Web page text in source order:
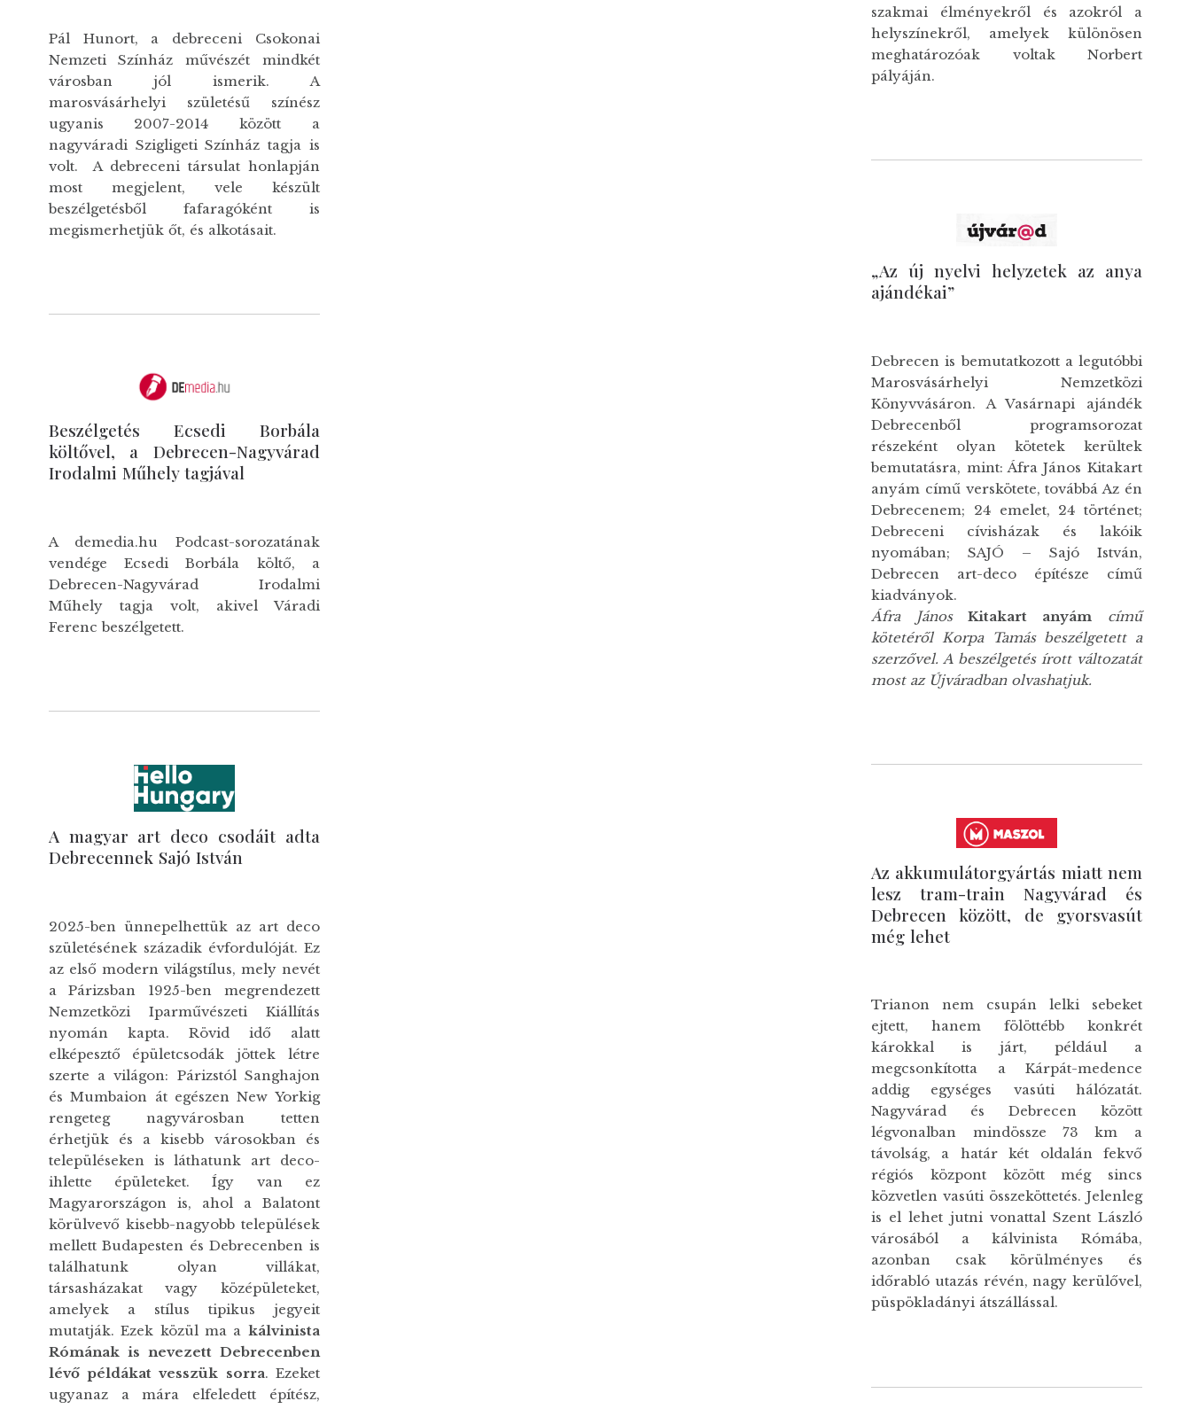
Pál Hunort, a debreceni Csokonai
Nemzeti Színház művészét mindkét
városban jól ismerik. A
marosvásárhelyi születésű színész
ugyanis 2007-2014 között a
nagyváradi Szigligeti Színház tagja is
volt. A debreceni társulat honlapján
most megjelent, vele készült
beszélgetésből fafaragóként is
megismerhetjük őt, és alkotásait.
Beszélgetés Ecsedi Borbála
költővel, a Debrecen-Nagyvárad
Irodalmi Műhely tagjával
A demedia.hu Podcast-sorozatának
vendége Ecsedi Borbála költő, a
Debrecen-Nagyvárad Irodalmi
Műhely tagja volt, akivel Váradi
Ferenc beszélgetett.
A magyar art deco csodáit adta
Debrecennek Sajó István
2025-ben ünnepelhettük az art deco
születésének századik évfordulóját. Ez
az első modern világstílus, mely nevét
a Párizsban 1925-ben megrendezett
Nemzetközi Iparművészeti Kiállítás
nyomán kapta. Rövid idő alatt
elképesztő épületcsodák jöttek létre
szerte a világon: Párizstól Sanghajon
és Mumbaion át egészen New Yorkig
rengeteg nagyvárosban tetten
érhetjük és a kisebb városokban és
településeken is láthatunk art deco-
ihlette épületeket. Így van ez
Magyarországon is, ahol a Balatont
körülvevő kisebb-nagyobb települések
mellett Budapesten és Debrecenben is
találhatunk olyan villákat,
társasházakat vagy középületeket,
amelyek a stílus tipikus jegyeit
mutatják. Ezek közül ma a kálvinista
Rómának is nevezett Debrecenben
lévő példákat vesszük sorra. Ezeket
ugyanaz a mára elfeledett építész,
szakmai élményekről és azokról a
helyszínekről, amelyek különösen
meghatározóak voltak Norbert
pályáján.
„Az új nyelvi helyzetek az anya
ajándékai”
Debrecen is bemutatkozott a legutóbbi
Marosvásárhelyi Nemzetközi
Könyvvásáron. A Vasárnapi ajándék
Debrecenből programsorozat
részeként olyan kötetek kerültek
bemutatásra, mint: Áfra János Kitakart
anyám című verskötete, továbbá Az én
Debrecenem; 24 emelet, 24 történet;
Debreceni cívisházak és lakóik
nyomában; SAJÓ – Sajó István,
Debrecen art-deco építésze című
kiadványok.
Áfra János Kitakart anyám című
kötetéről Korpa Tamás beszélgetett a
szerzővel. A beszélgetés írott változatát
most az Újváradban olvashatjuk.
Az akkumulátorgyártás miatt nem
lesz tram-train Nagyvárad és
Debrecen között, de gyorsvasút
még lehet
Trianon nem csupán lelki sebeket
ejtett, hanem fölöttébb konkrét
károkkal is járt, például a
megcsonkította a Kárpát-medence
addig egységes vasúti hálózatát.
Nagyvárad és Debrecen között
légvonalban mindössze 73 km a
távolság, a határ két oldalán fekvő
régiós központ között még sincs
közvetlen vasúti összeköttetés. Jelenleg
is el lehet jutni vonattal Szent László
városából a kálvinista Rómába,
azonban csak körülményes és
időrabló utazás révén, nagy kerülővel,
püspökladányi átszállással.